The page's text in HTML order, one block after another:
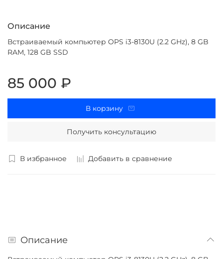
В избранное Добавить в сравнение
Описание
Встраиваемый компьютер OPS i3-8130U (2.2 GHz), 8 GB
RAM, 128 GB SSD
85 000 ₽
В корзину
Получить консультацию
Описание